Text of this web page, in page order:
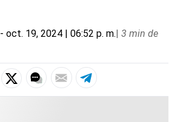
- oct. 19, 2024 | 06:52 p. m.| 3 min de